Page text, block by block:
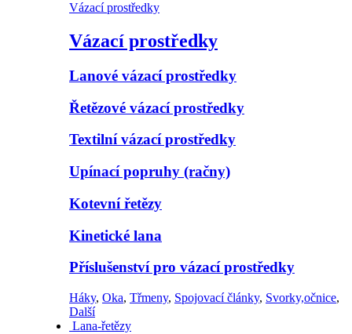
Vázací prostředky
Vázací prostředky
Lanové vázací prostředky
Řetězové vázací prostředky
Textilní vázací prostředky
Upínací popruhy (račny)
Kotevní řetězy
Kinetické lana
Příslušenství pro vázací prostředky
Háky, Oka, Třmeny, Spojovací články, Svorky,očnice,
Další
Lana-řetězy